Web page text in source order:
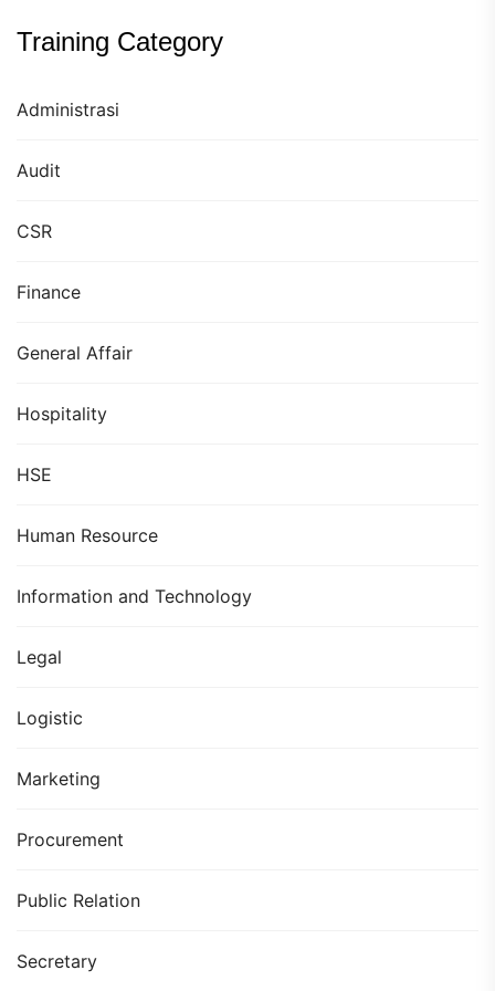
Training Category
Administrasi
Audit
CSR
Finance
General Affair
Hospitality
HSE
Human Resource
Information and Technology
Legal
Logistic
Marketing
Procurement
Public Relation
Secretary